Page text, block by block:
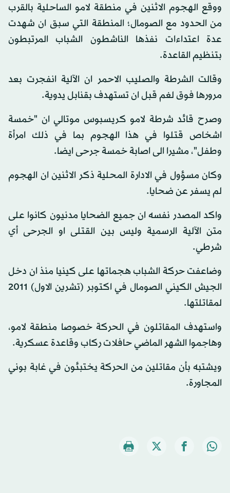
ووقع الهجوم الاثنين في منطقة لامو الساحلية بالقرب
من الحدود مع الصومال؛ المنطقة التي سبق ان شهدت
عدة اعتداءات نفذها الناشطون الشباب المرتبطون
بتنظيم القاعدة.
وقالت الشرطة والصليب الاحمر ان الآلية انفجرت بعد
مرورها فوق لغم قبل ان تستهدف بقنابل يدوية.
وصرح قائد شرطة لامو كريسبوس موتالي ان "خمسة
اشخاص قتلوا في هذا الهجوم بما في ذلك امرأة
وطفل"، مشيرا الى اصابة خمسة جرحى ايضا.
وكان مسؤول في الادارة المحلية ذكر الاثنين ان الهجوم
لم يسفر عن ضحايا.
واكد المصدر نفسه ان جميع الضحايا مدنيون كانوا على
متن الآلية الرسمية وليس بين القتلى او الجرحى أي
شرطي.
وضاعفت حركة الشباب هجماتها على كينيا منذ ان دخل
الجيش الكيني الصومال في اكتوبر (تشرين الاول) 2011
لمقاتلتها.
واستهدف المقاتلون في الحركة خصوصا منطقة لامو،
وهاجموا الشهر الماضي حافلات ركاب وقاعدة عسكرية.
ويشتبه بأن مقاتلين من الحركة يختبئون في غابة بوني
المجاورة.